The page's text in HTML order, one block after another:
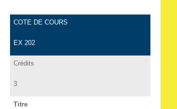
COTE DE COURS
EX 202
Crédits
3
Titre